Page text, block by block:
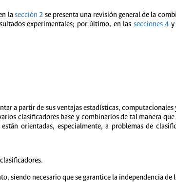
lasección 2 se presenta una revisión general de la
experimentales; por último, en las secciones 4 y
a partir de sus ventajas estadísticas,
clasificadores base y combinarlos de tal manera
orientadas, especialmente, a problemas de
siendo necesario que se garantice la independencia de